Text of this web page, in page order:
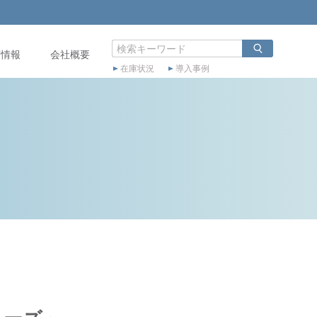
報 会社概要
在庫状況 導入事例